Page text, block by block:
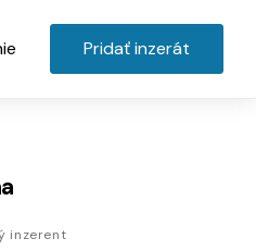
Pridať inzerát
inzerent